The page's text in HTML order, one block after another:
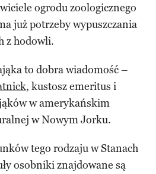
ogrodu zoologicznego
już potrzeby wypuszczania
z hodowli.
to dobra wiadomość –
, kustosz emeritus i
w amerykańskim
w Nowym Jorku.
tego rodzaju w Stanach
osobniki znajdowane są